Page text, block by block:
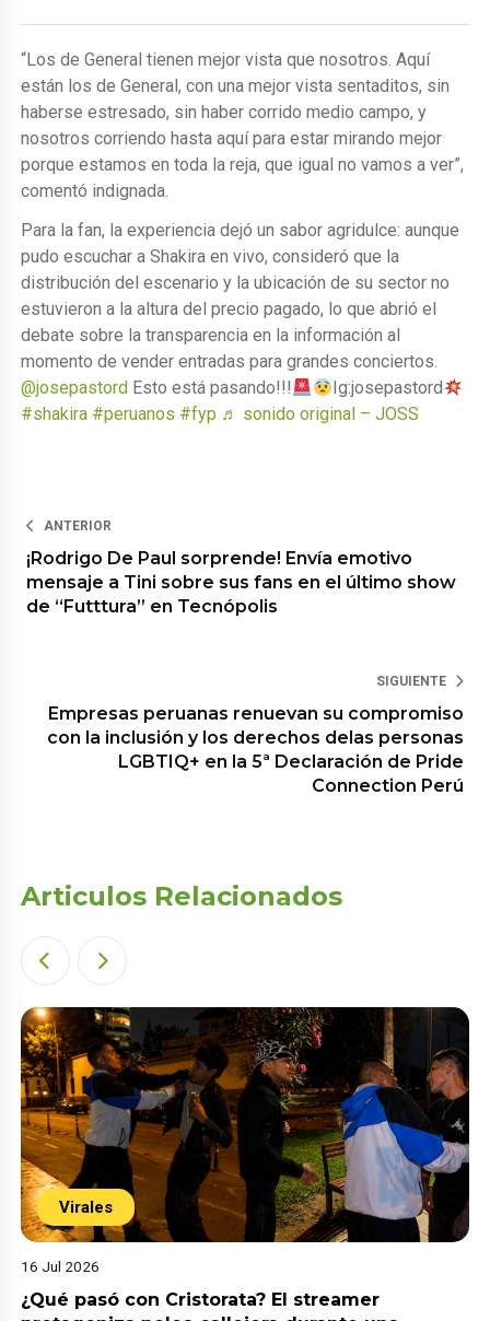
“Los de General tienen mejor vista que nosotros. Aquí
están los de General, con una mejor vista sentaditos, sin
haberse estresado, sin haber corrido medio campo, y
nosotros corriendo hasta aquí para estar mirando mejor
porque estamos en toda la reja, que igual no vamos a ver”,
comentó indignada.
Para la fan, la experiencia dejó un sabor agridulce: aunque
pudo escuchar a Shakira en vivo, consideró que la
distribución del escenario y la ubicación de su sector no
estuvieron a la altura del precio pagado, lo que abrió el
debate sobre la transparencia en la información al
momento de vender entradas para grandes conciertos.
@josepastord Esto está pasando!!!
Ig:josepastord
#shakira #peruanos #fyp ♬ sonido original – JOSS
ANTERIOR
¡Rodrigo De Paul sorprende! Envía emotivo
mensaje a Tini sobre sus fans en el último show
de “Futttura” en Tecnópolis
SIGUIENTE
Empresas peruanas renuevan su compromiso
con la inclusión y los derechos delas personas
LGBTIQ+ en la 5ª Declaración de Pride
Connection Perú
Articulos Relacionados
Virales
16 Jul 2026
¿Qué pasó con Cristorata? El streamer